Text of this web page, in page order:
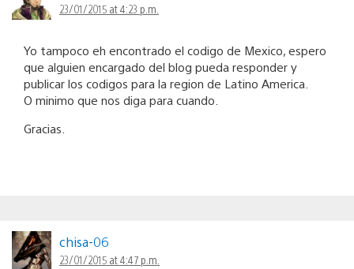
23/01/2015 at 4:23 p.m.
Yo tampoco eh encontrado el codigo de Mexico, espero
que alguien encargado del blog pueda responder y
publicar los codigos para la region de Latino America.
O minimo que nos diga para cuando.
Gracias.
chisa-06
23/01/2015 at 4:47 p.m.